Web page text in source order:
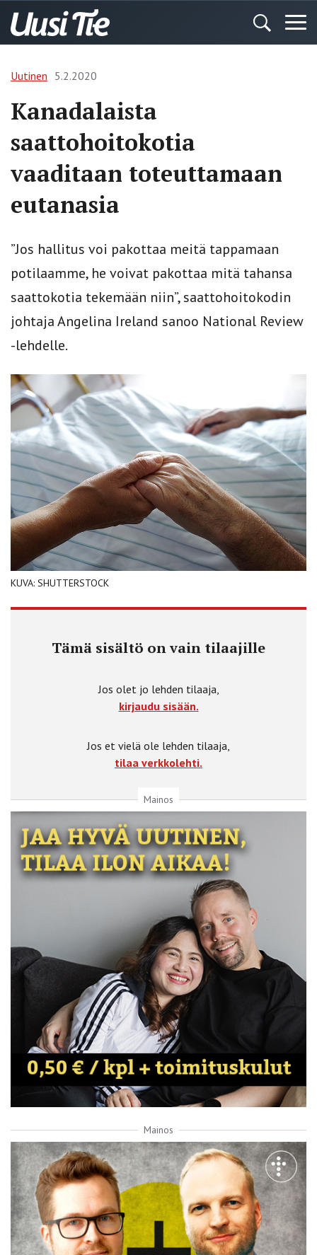
Uutinen 5.2.2020
Kanadalaista
saattohoitokotia
vaaditaan toteuttamaan
eutanasia
”Jos hallitus voi pakottaa meitä tappamaan
potilaamme, he voivat pakottaa mitä tahansa
saattokotia tekemään niin”, saattohoitokodin
johtaja Angelina Ireland sanoo National Review
-lehdelle.
KUVA: SHUTTERSTOCK
Tämä sisältö on vain tilaajille
Jos olet jo lehden tilaaja,
kirjaudu sisään.
Jos et vielä ole lehden tilaaja,
tilaa verkkolehti.
Mainos
Mainos